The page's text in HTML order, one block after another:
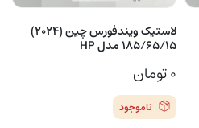
لاستیک ویندفورس چین (2024)
185/65/15 مدل HP
۰تومان
ناموجود